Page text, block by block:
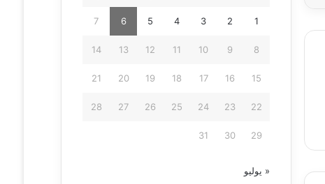
1
2
3
4
5
6
7
8
9
10
11
12
13
14
15
16
17
18
19
20
21
22
23
24
25
26
27
28
29
30
31
« يوليو